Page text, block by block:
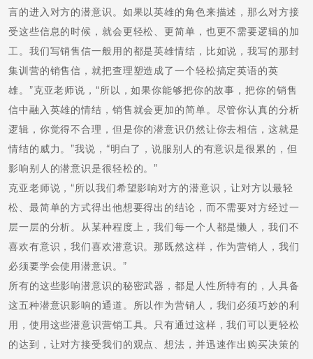
言的进入对方的潜意识。如果以英雄的角色来描述，那么对方接
受这些信息的时候，就会更轻松、更简单，也更不需要逻辑的加
工。我们写销售信一般用的都是英雄情结，比如说，我写的那封
集训营的销售信，就把查理塑造成了一个轻松搞定英语的英
雄。”克亚老师说，“所以，如果你能够把你的故事，把你的销售
信中融入英雄的情结，销售就会更加的简单。尽管你认真的分析
逻辑，你觉得不合理，但是你的潜意识仍然让你去相信，这就是
情结的威力。”我说，“明白了，说服别人的有意识是很累的，但
影响别人的潜意识是很轻松的。”
克亚老师说，“所以我们希望影响对方的潜意识，让对方以最轻
松、最简单的方式得出他想要得出的结论，而不需要对方经过一
层一层的分析。从某种程度上，我们每一个人都是懒人，我们不
喜欢有意识，我们喜欢潜意识。那既然这样，作为营销人，我们
必须要学会使用潜意识。”
所有的这些影响潜意识的秘密武器，都是人性所特有的，人具备
这五种潜意识影响的通道。所以作为营销人，我们必须巧妙的利
用，使用这些潜意识营销工具。只有通过这样，我们可以更轻松
的达到，让对方接受我们的观点、想法，并迅速作出购买决策的